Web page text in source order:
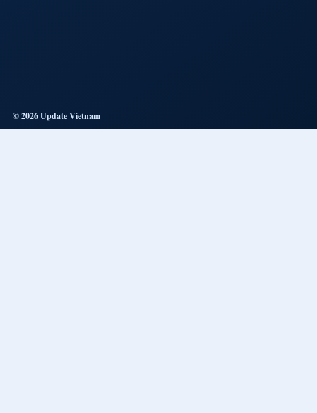
© 2026 Update Vietnam